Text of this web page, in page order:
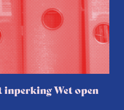
inperking Wet open